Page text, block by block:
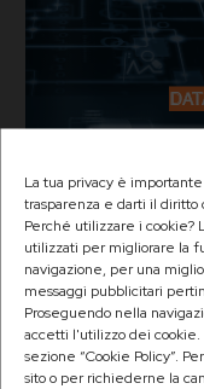
La tua privacy è
trasparenza e darti il diritto
Perché utilizzare i cookie?
utilizzati per migliorare la
navigazione, per una
messaggi pubblicitari
Proseguendo nella
accetti l'utilizzo dei
sezione “Cookie Policy”.
sito o per richiederne la